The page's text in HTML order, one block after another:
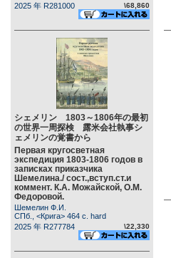
2025 年 R281000
\68,860
シェメリン 1803～1806年の最初
の世界一周探検 露米会社執事シ
ェメリンの覚書から
Первая кругосветная
экспедиция 1803-1806 годов в
записках приказчика
Шемелина./ сост.,вступ.ст.и
коммент. К.А. Можайской, О.М.
Федоровой.
Шемелин Ф.И.
СПб., <Крига> 464 c. hard
2025 年 R277784
\22,330